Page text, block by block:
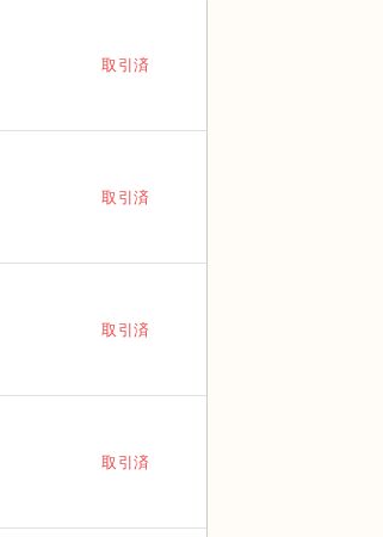
取引済
取引済
取引済
取引済